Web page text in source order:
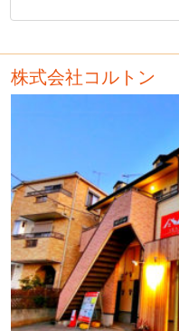
株式会社コルトン